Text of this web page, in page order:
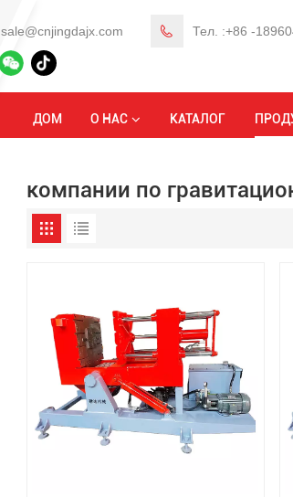
sale@cnjingdajx.com Тел. :+86 -
ДОМ О НАС КАТАЛОГ
компании по